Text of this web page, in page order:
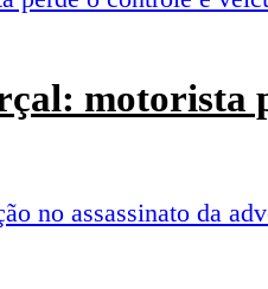
motorista